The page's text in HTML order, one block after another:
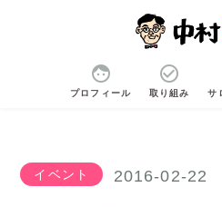
face
プロフィール
check_circle_outline
取り組み サ
イベント 2016-02-22